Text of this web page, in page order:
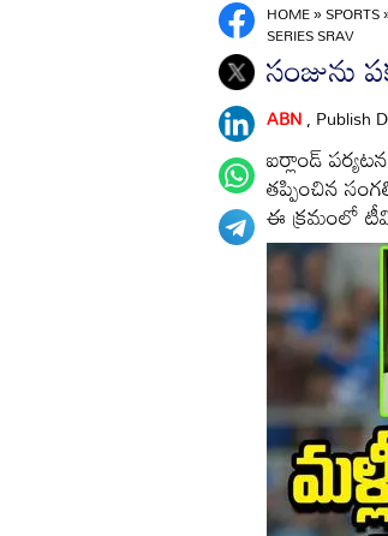
HOME»SPORTS
SERIES SRAV
సంజును
ABN, Publish
ఐర్లాండ్
తప్పించిన
ఈ క్రమంలో